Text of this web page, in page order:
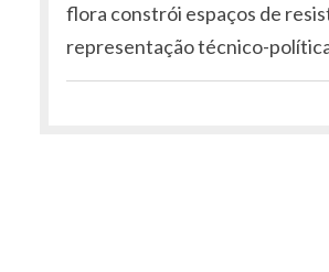
flora constrói espaços de
representação técnico-